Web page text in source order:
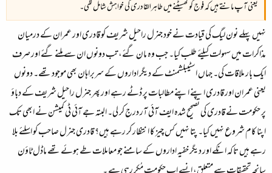
یعنی آپ مانتے ہیں کہ فوج کو گھسیٹنے میں طاہرالقادری کی خواہش شامل تھی۔
نہیں پہلے نون لیگ کی قیادت نے خود جنرل راحیل شریف کو قادری اور عمران کے درمیان
مذاکرات میں سہولت کیلئے طلب کیا۔ جب وہ مان گئے، تب دونوں ان سے ملنے گئے اور صرف
ایک بار ملاقات کی۔ جہاں اسٹیبلشمنٹ کے دیگر اداروں کے سربراہان بھی موجود تھے۔ دونوں
یعنی عمران اور قادری اپنے اپنے مطالبات پر ڈٹے رہے اور پھر جنرل راحیل شریف کے دباؤ
پر حکومت نے قادری کی تصحیح شدہ ایف آئی آر درج کر لی۔ البتہ جے آئی ٹی کمیشن نے ابھی تک
اپنا کام شروع نہیں کیا۔ پتا نہیں کس چیز کا انتظار کر رہے ہیں؟ قادری جنرل صاحب کو اسلئے بلا
رہے ہیں تاکہ انکے اور دیگر خفیہ اداروں کے سامنے جو معاملات طے ہوئے تھے ماڈل ٹاؤن